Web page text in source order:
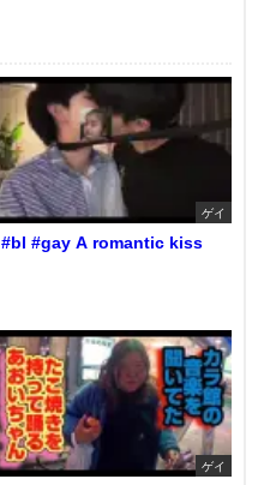
ゲイ
#bl #gay A romantic kiss
ゲイ